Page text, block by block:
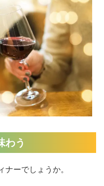
わう
ナーでしょうか。